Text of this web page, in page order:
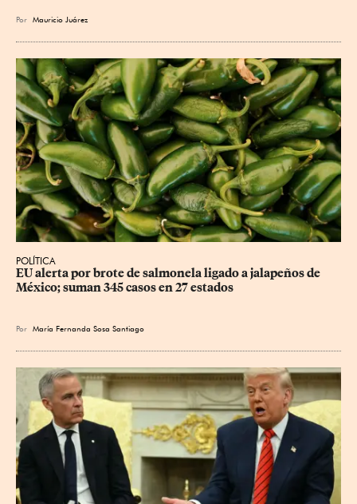
Por Mauricio Juárez
POLÍTICA
EU alerta por brote de salmonela ligado a jalapeños de
México; suman 345 casos en 27 estados
Por María Fernanda Sosa Santiago